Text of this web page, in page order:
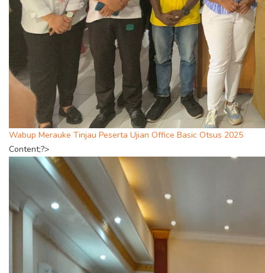
Wabup Merauke Tinjau Peserta Ujian Office Basic Otsus 2025
Content;?>